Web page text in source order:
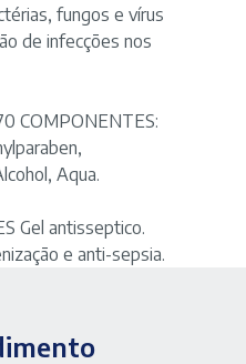
fungos e vírus
de infecções nos
COMPONENTES:
Aqua.
Gel antisseptico.
e anti-sepsia.